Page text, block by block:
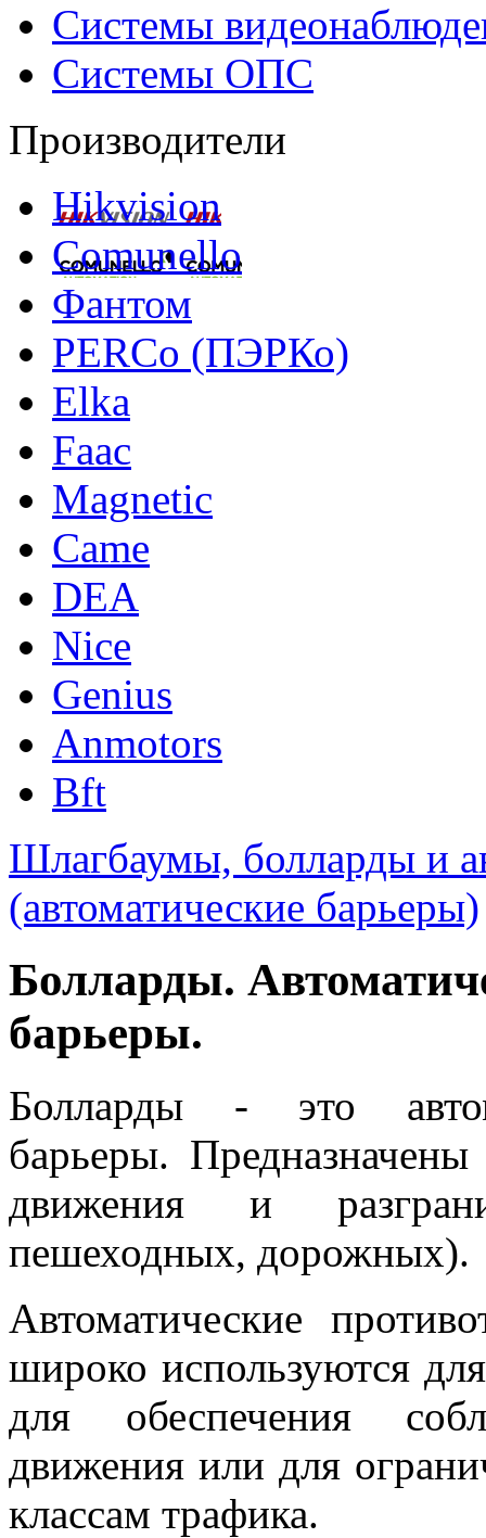
Системы
Системы ОПС
Производители
Hikvision
Comunello
Фантом
PERCo (ПЭРКо)
Elka
Faac
Magnetic
Came
DEA
Nice
Genius
Anmotors
Bft
Шлагбаумы, болларды и
(автоматические барьеры)
Болларды.
барьеры.
Болларды - это
барьеры.
движения и
пешеходных, дорожных).
Автоматические
широко используются
для обеспечения
движения или для
классам трафика.